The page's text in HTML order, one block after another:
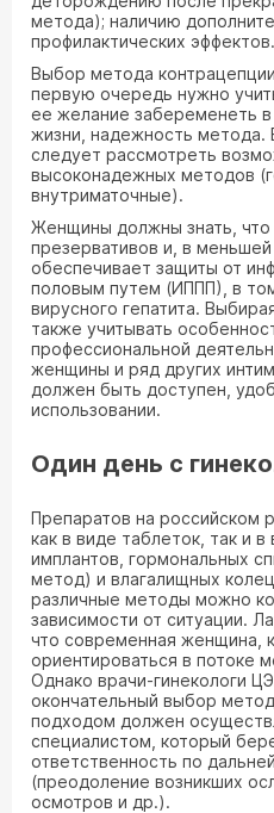
метода); наличию
профилактических эффектов.
Выбор метода
первую очередь нужно
ее желание забеременеть
жизни, надежность метода.
следует рассмотреть
высоконадежных методов
внутриматочные).
Женщины должны знать,
презервативов и, в
обеспечивает защиты от
половым путем (ИППП), в
вирусного гепатита.
также учитывать
профессиональной
женщины и ряд других
должен быть доступен,
использовании.
Один день с
Препаратов на российском
как в виде таблеток, так и
имплантов, гормональных
метод) и влагалищных
различные методы можно
зависимости от ситуации.
что современная женщина,
ориентироваться в потоке
Однако врачи-гинекологи
окончательный выбор
подходом должен
специалистом, который
ответственность по
(преодоление возникших
осмотров и др.).